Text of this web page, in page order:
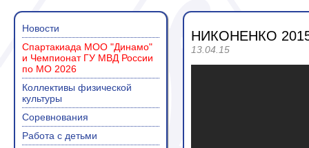
Новости
Спартакиада МОО "Динамо"
и Чемпионат ГУ МВД России
по МО 2026
Коллективы физической
культуры
Соревнования
Работа с детьми
НИКОНЕНКО
13.04.15